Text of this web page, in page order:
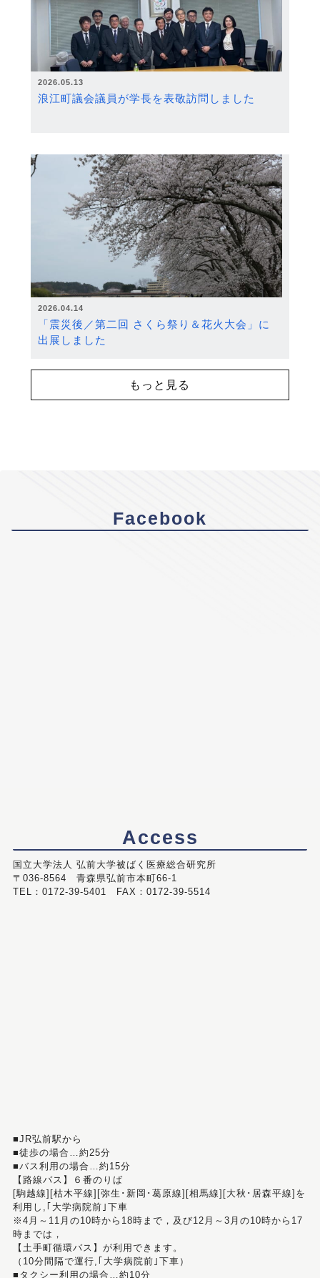
2026.05.13
浪江町議会議員が学長を表敬訪問しました
2026.04.14
「震災後／第二回 さくら祭り＆花火大会」に
出展しました
もっと見る
Facebook
Access
国立大学法人 弘前大学被ばく医療総合研究所
〒036-8564 青森県弘前市本町66-1
TEL：0172-39-5401 FAX：0172-39-5514
■JR弘前駅から
■徒歩の場合…約25分
■バス利用の場合…約15分
【路線バス】６番のりば
[駒越線][枯木平線][弥生･新岡･葛原線][相馬線][大秋･居森平線]を
利用し,｢大学病院前｣下車
※4月～11月の10時から18時まで，及び12月～3月の10時から17
時までは，
【土手町循環バス】が利用できます。
（10分間隔で運行,｢大学病院前｣下車）
■タクシー利用の場合…約10分